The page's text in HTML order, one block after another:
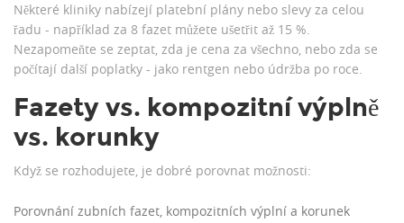
Některé kliniky nabízejí platební plány nebo slevy za celou
řadu - například za 8 fazet můžete ušetřit až 15 %.
Nezapomeňte se zeptat, zda je cena za všechno, nebo zda se
počítají další poplatky - jako rentgen nebo údržba po roce.
Fazety vs. kompozitní výplně
vs. korunky
Když se rozhodujete, je dobré porovnat možnosti:
Porovnání zubních fazet, kompozitních výplní a korunek